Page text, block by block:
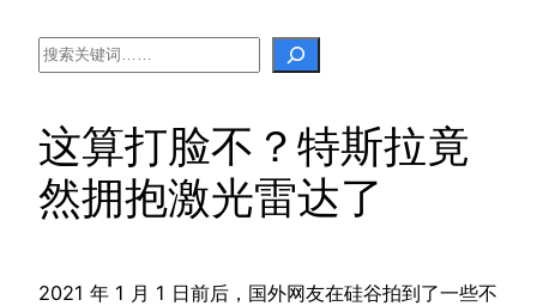
Search
这算打脸不？特斯拉竟
然拥抱激光雷达了
2021 年 1 月 1 日前后，国外网友在硅谷拍到了一些不